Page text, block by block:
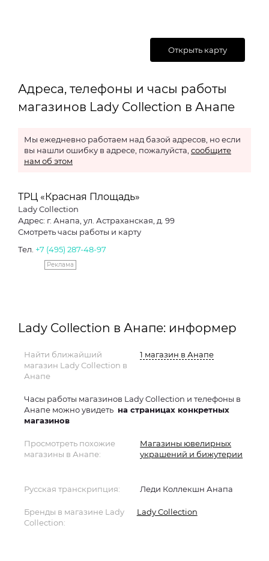
Открыть карту
Адреса, телефоны и часы работы
магазинов Lady Collection в Анапе
Мы ежедневно работаем над базой адресов, но если
вы нашли ошибку в адресе, пожалуйста, сообщите
нам об этом
ТРЦ «Красная Площадь»
Lady Collection
Адрес: г. Анапа, ул. Астраханская, д. 99
Смотреть часы работы и карту
Тел. +7 (495) 287-48-97
Реклама
Lady Collection в Анапе: информер
Найти ближайший
магазин Lady Collection в
Анапе
1 магазин в Анапе
Часы работы магазинов Lady Collection и телефоны в
Анапе можно увидеть на страницах конкретных
магазинов
Просмотреть похожие
магазины в Анапе:
Магазины ювелирных
украшений и бижутерии
Русская транскрипция: Леди Коллекшн Анапа
Бренды в магазине Lady
Collection:
Lady Collection